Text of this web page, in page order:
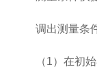
调出测量条
（1）在初